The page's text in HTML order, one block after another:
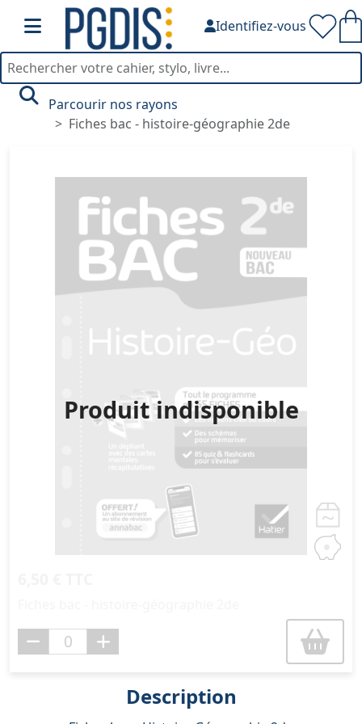
Identifiez-vous
Parcourir nos rayons
Fiches bac - histoire-géographie 2de
Produit indisponible
Description